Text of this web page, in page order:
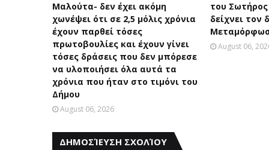
Μαλούτα- δεν έχει ακόμη
χωνέψει ότι σε 2,5 μόλις χρόνια
έχουν παρθεί τόσες
πρωτοβουλίες και έχουν γίνει
τόσες δράσεις που δεν μπόρεσε
να υλοποιήσει όλα αυτά τα
χρόνια που ήταν στο τιμόνι του
Δήμου
August 06, 2026
του
δείχνει τον
August 06,
ΔΗΜΟΣΊΕΥΣΗ ΣΧΟΛΊΟΥ